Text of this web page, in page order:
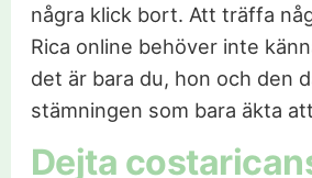
några klick bort. Att träffa
Rica online behöver inte
det är bara du, hon och den
stämningen som bara äkta
Dejta